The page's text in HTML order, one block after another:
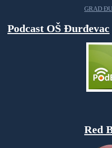
GRAD
Podcast OŠ Đurđevac
Red